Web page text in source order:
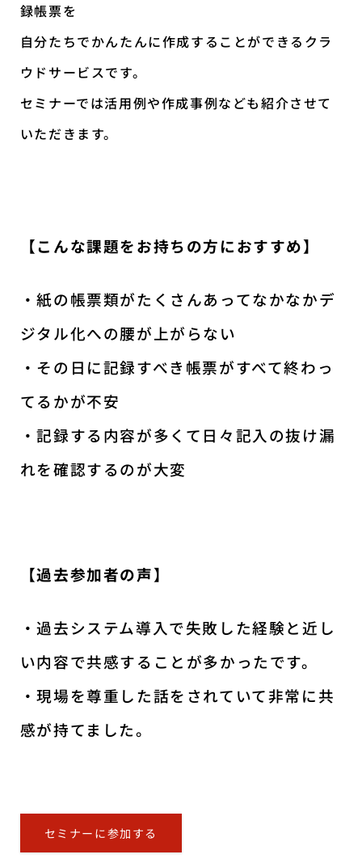
録帳票を
自分たちでかんたんに作成することができるクラ
ウドサービスです。
セミナーでは活用例や作成事例なども紹介させて
いただきます。
【こんな課題をお持ちの方におすすめ】
・紙の帳票類がたくさんあってなかなかデ
ジタル化への腰が上がらない
・その日に記録すべき帳票がすべて終わっ
てるかが不安
・記録する内容が多くて日々記入の抜け漏
れを確認するのが大変
【過去参加者の声】
・過去システム導入で失敗した経験と近し
い内容で共感することが多かったです。
・現場を尊重した話をされていて非常に共
感が持てました。
セミナーに参加する